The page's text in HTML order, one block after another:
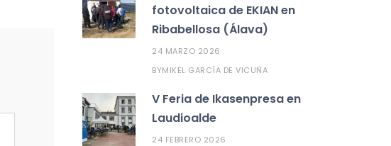
fotovoltaica de EKIAN en
Ribabellosa (Álava)
24 MARZO 2026
BYMIKEL GARCÍA DE VICUÑA
V Feria de Ikasenpresa en
Laudioalde
24 FEBRERO 2026